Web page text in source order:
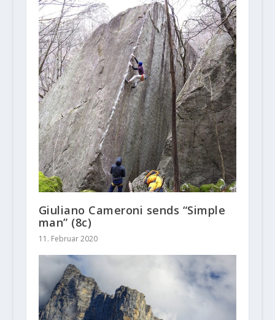
Giuliano Cameroni sends “Simple
man” (8c)
11. Februar 2020